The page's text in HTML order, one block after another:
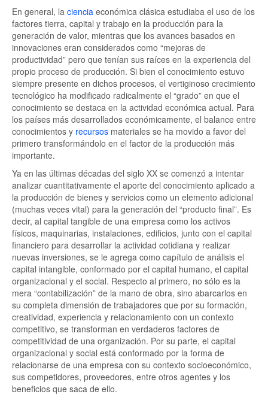
En general, la ciencia económica clásica estudiaba el uso de los
factores tierra, capital y trabajo en la producción para la
generación de valor, mientras que los avances basados en
innovaciones eran considerados como “mejoras de
productividad” pero que tenían sus raíces en la experiencia del
propio proceso de producción. Si bien el conocimiento estuvo
siempre presente en dichos procesos, el vertiginoso crecimiento
tecnológico ha modificado radicalmente el “grado” en que el
conocimiento se destaca en la actividad económica actual. Para
los países más desarrollados económicamente, el balance entre
conocimientos y recursos materiales se ha movido a favor del
primero transformándolo en el factor de la producción más
importante.
Ya en las últimas décadas del siglo XX se comenzó a intentar
analizar cuantitativamente el aporte del conocimiento aplicado a
la producción de bienes y servicios como un elemento adicional
(muchas veces vital) para la generación del “producto final”. Es
decir, al capital tangible de una empresa como los activos
físicos, maquinarias, instalaciones, edificios, junto con el capital
financiero para desarrollar la actividad cotidiana y realizar
nuevas inversiones, se le agrega como capítulo de análisis el
capital intangible, conformado por el capital humano, el capital
organizacional y el social. Respecto al primero, no sólo es la
mera “contabilización” de la mano de obra, sino abarcarlos en
su completa dimensión de trabajadores que por su formación,
creatividad, experiencia y relacionamiento con un contexto
competitivo, se transforman en verdaderos factores de
competitividad de una organización. Por su parte, el capital
organizacional y social está conformado por la forma de
relacionarse de una empresa con su contexto socioeconómico,
sus competidores, proveedores, entre otros agentes y los
beneficios que saca de ello.